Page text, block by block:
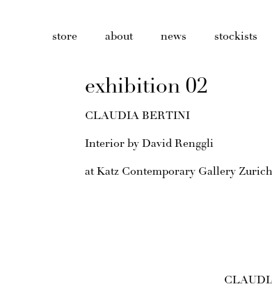
store about news stockists
exhibition 02
CLAUDIA BERTINI
Interior by David Renggli
at Katz Contemporary Gallery Zurich